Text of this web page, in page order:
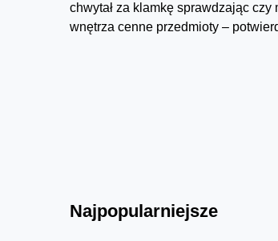
chwytał za klamkę sprawdzając czy
wnętrza cenne przedmioty –
Najpopularniejsze